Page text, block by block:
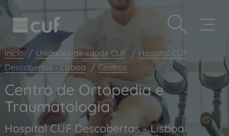
este
inclui
um
sistema
de
acessibilidade.
para
conteúdo
principal
Prevenção e bem-estar
Grandes Áreas da Saúde
Serviços CUF
Plano +CUF
My CUF
Clientes e acompanhantes
CUF Academic Center
Início Unidades de saúde CUF
Hospital CUF
Descobertas - Lisboa
Centros
Centro de Ortopedia e
Traumatologia
Hospital CUF Descobertas - Lisboa